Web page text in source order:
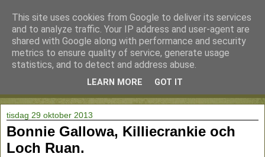
tisdag 29 oktober 2013
Bonnie Gallowa, Killiecrankie och
Loch Ruan.
This site uses cookies from Google to deliver its services
and to analyze traffic. Your IP address and user-agent are
shared with Google along with performance and security
metrics to ensure quality of service, generate usage
statistics, and to detect and address abuse.
LEARN MORE GOT IT